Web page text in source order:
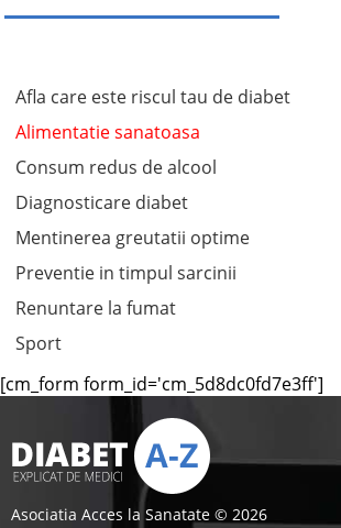
Afla care este riscul tau de diabet
Alimentatie sanatoasa
Consum redus de alcool
Diagnosticare diabet
Mentinerea greutatii optime
Preventie in timpul sarcinii
Renuntare la fumat
Sport
[cm_form form_id='cm_5d8dc0fd7e3ff']
Asociatia Acces la Sanatate © 2026